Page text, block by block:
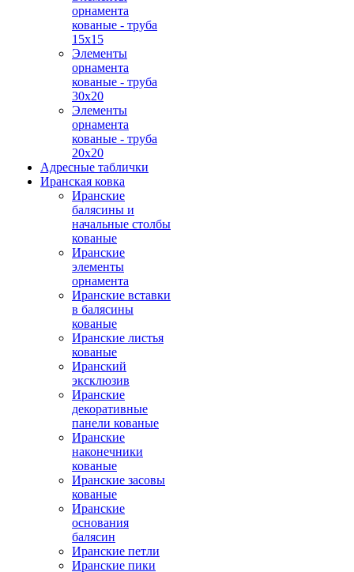
орнамента
кованые - труба
15х15
Элементы
орнамента
кованые - труба
30х20
Элементы
орнамента
кованые - труба
20х20
Адресные таблички
Иранская ковка
Иранские
балясины и
начальные столбы
кованые
Иранские
элементы
орнамента
Иранские вставки
в балясины
кованые
Иранские листья
кованые
Иранский
эксклюзив
Иранские
декоративные
панели кованые
Иранские
наконечники
кованые
Иранские засовы
кованые
Иранские
основания
балясин
Иранские петли
Иранские пики